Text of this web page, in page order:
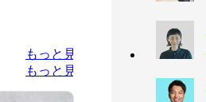
もっと見る
もっと見る